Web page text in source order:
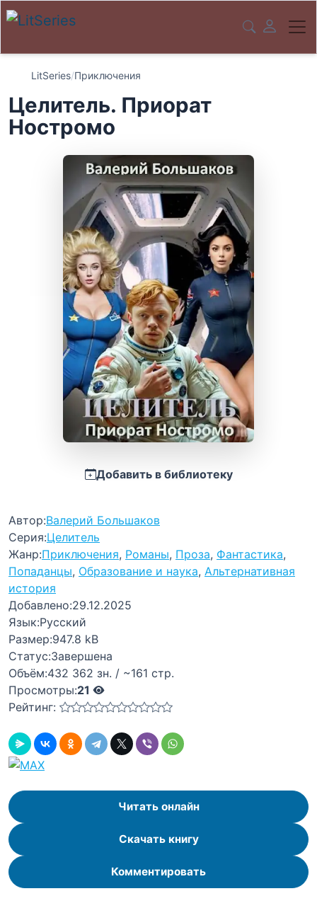
LitSeries/Приключения
Целитель. Приорат
Ностромо
Добавить в библиотеку
Автор:Валерий Большаков
Серия:Целитель
Жанр:Приключения, Романы, Проза, Фантастика,
Попаданцы, Образование и наука, Альтернативная
история
Добавлено:29.12.2025
Язык:Русский
Размер:947.8 kB
Статус:Завершена
Объём:432 362 зн. / ~161 стр.
Просмотры:21
Рейтинг:
Читать онлайн
Скачать книгу
Комментировать